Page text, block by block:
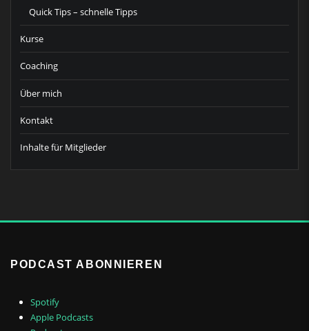
Quick Tips – schnelle Tipps
Kurse
Coaching
Über mich
Kontakt
Inhalte für Mitglieder
PODCAST ABONNIEREN
Spotify
Apple Podcasts